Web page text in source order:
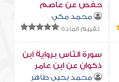
حفص عن عاصم
محمد مكي
تقييم المادة:
سورة النّاس برواية ابن
ذكوان عن ابن عامر
محمد يحيى طاهر